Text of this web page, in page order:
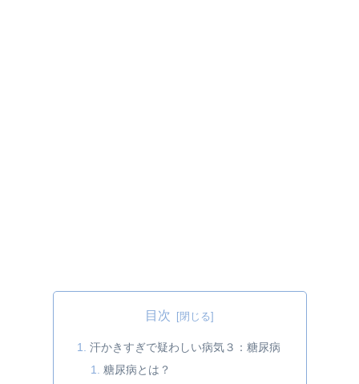
目次
汗かきすぎで疑わしい病気３：糖尿病
糖尿病とは？